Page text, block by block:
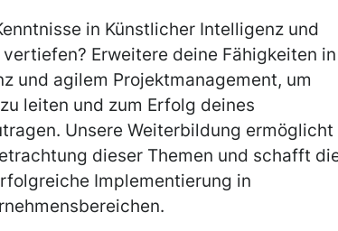
in Künstlicher Intelligenz und
Erweitere deine Fähigkeiten in
und agilem Projektmanagement, um
leiten und zum Erfolg deines
Unsere Weiterbildung
dieser Themen und schafft
Implementierung in